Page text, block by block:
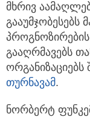
მხრივ
გააუმჯობესებს
გააღრმავებს
ორგანიზაციებს
თურნავამ.
ნორბერტ